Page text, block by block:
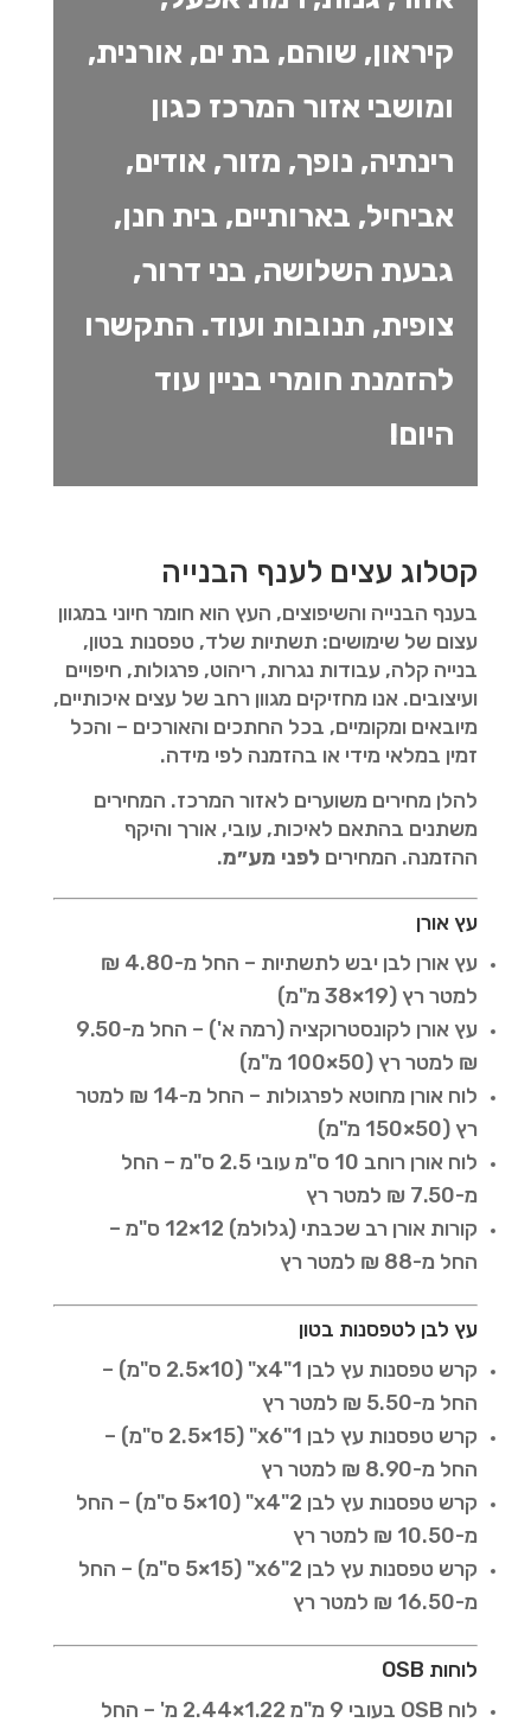
קיראון, שוהם, בת ים, אורנית,
ומושבי אזור המרכז כגון
רינתיה, נופך, מזור, אודים,
אביחיל, בארותיים, בית חנן,
גבעת השלושה, בני דרור,
צופית, תנובות ועוד. התקשרו
להזמנת חומרי בניין עוד
היום!
קטלוג עצים לענף הבנייה
בענף הבנייה והשיפוצים, העץ הוא חומר חיוני במגוון
עצום של שימושים: תשתיות שלד, טפסנות בטון,
בנייה קלה, עבודות נגרות, ריהוט, פרגולות, חיפויים
ועיצובים. אנו מחזיקים מגוון רחב של עצים איכותיים,
מיובאים ומקומיים, בכל החתכים והאורכים – והכל
זמין במלאי מידי או בהזמנה לפי מידה.
להלן מחירים משוערים לאזור המרכז. המחירים
משתנים בהתאם לאיכות, עובי, אורך והיקף
ההזמנה. המחירים לפני מע״מ.
עץ אורן
עץ אורן לבן יבש לתשתיות – החל מ-4.80 ₪
למטר רץ (19×38 מ"מ)
עץ אורן לקונסטרוקציה (רמה א') – החל מ-9.50
₪ למטר רץ (50×100 מ"מ)
לוח אורן מחוטא לפרגולות – החל מ-14 ₪ למטר
רץ (50×150 מ"מ)
לוח אורן רוחב 10 ס"מ עובי 2.5 ס"מ – החל
מ-7.50 ₪ למטר רץ
קורות אורן רב שכבתי (גלולמ) 12×12 ס"מ –
החל מ-88 ₪ למטר רץ
עץ לבן לטפסנות בטון
קרש טפסנות עץ לבן 1"x4" (2.5×10 ס"מ) –
החל מ-5.50 ₪ למטר רץ
קרש טפסנות עץ לבן 1"x6" (2.5×15 ס"מ) –
החל מ-8.90 ₪ למטר רץ
קרש טפסנות עץ לבן 2"x4" (5×10 ס"מ) – החל
מ-10.50 ₪ למטר רץ
קרש טפסנות עץ לבן 2"x6" (5×15 ס"מ) – החל
מ-16.50 ₪ למטר רץ
לוחות OSB
לוח OSB בעובי 9 מ"מ 1.22×2.44 מ' – החל